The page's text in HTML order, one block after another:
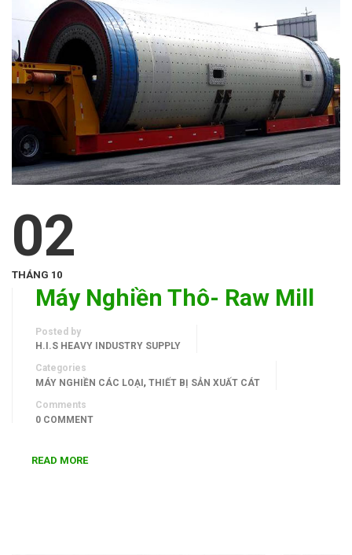
02
THÁNG 10
Máy Nghiền Thô- Raw Mill
Posted by
H.I.S HEAVY INDUSTRY SUPPLY
Categories
MÁY NGHIỀN CÁC LOẠI, THIẾT BỊ SẢN XUẤT CÁT
Comments
0 COMMENT
READ MORE